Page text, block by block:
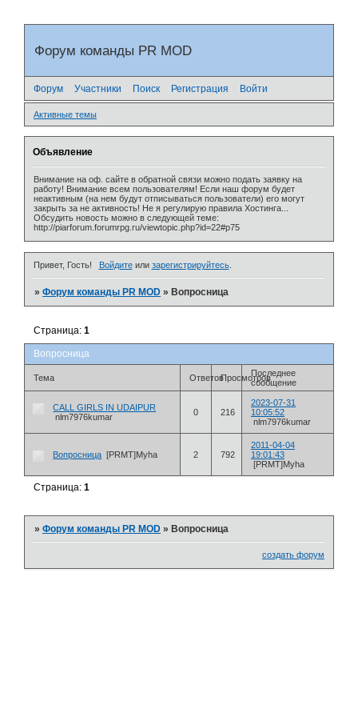
Форум команды PR MOD
Форум Участники Поиск Регистрация Войти
Активные темы
Объявление
Внимание на оф. сайте в обратной связи можно подать заявку на
работу! Внимание всем пользователям! Если наш форум будет
неактивным (на нем будут отписываться пользователи) его могут
закрыть за не активность! Не я регулирую правила Хостинга...
Обсудить новость можно в следующей теме:
http://piarforum.forumrpg.ru/viewtopic.php?id=22#p75
Привет, Гость! Войдитеили зарегистрируйтесь.
»Форум команды PR MOD » Вопросница
Вопросница
Страница:1
Тема ОтветовПросмотровПоследнее
сообщение
CALL GIRLS IN UDAIPUR
nlm7976kumar
0 216
2023-07-31
10:05:52
nlm7976kumar
Вопросница [PRMT]Myha 2 792
2011-04-04
19:01:43
[PRMT]Myha
Страница:1
»Форум команды PR MOD » Вопросница
создать форум